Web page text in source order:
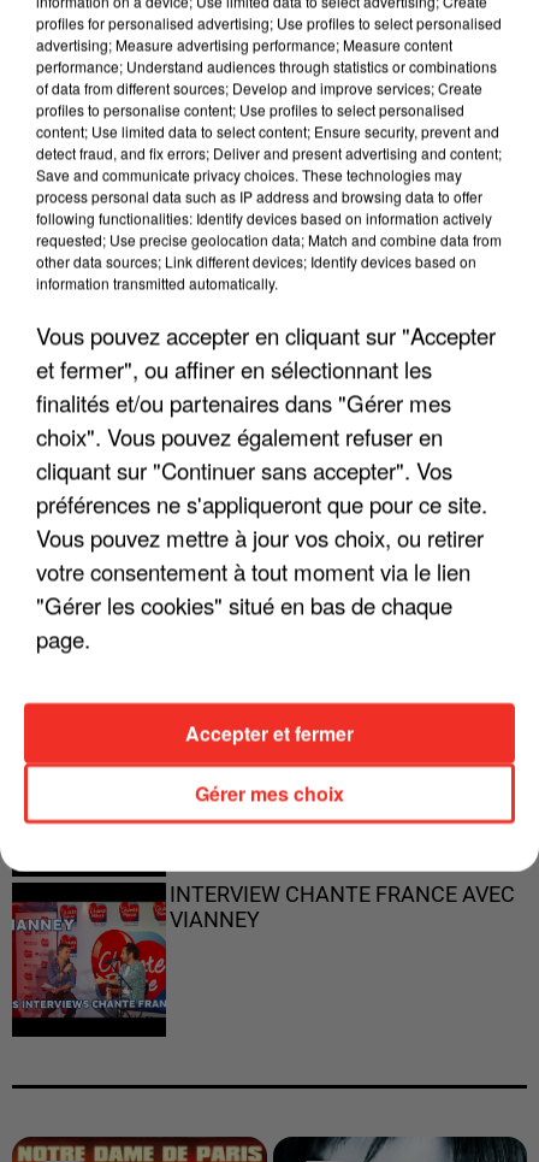
LES INTERVIEWS CHANTE
FRANCE
Voir plus
"JE SUIS À DISPOSITION DES
ENFOIRÉS"
"ON A TOUS LE TRAC"
"ON N'EST PAS DES PARENTS
PARFAITS"
"JE RESPIRE MIEUX SUR SCÈNE" -
CALOGERO
INTERVIEW CHANTE FRANCE AVEC
VIANNEY
profiles for personalised advertising; Use profiles to select personalised
advertising; Measure advertising performance; Measure content
performance; Understand audiences through statistics or combinations
of data from different sources; Develop and improve services; Create
profiles to personalise content; Use profiles to select personalised
content; Use limited data to select content; Ensure security, prevent and
detect fraud, and fix errors; Deliver and present advertising and content;
Save and communicate privacy choices. These technologies may
process personal data such as IP address and browsing data to offer
following functionalities: Identify devices based on information actively
requested; Use precise geolocation data; Match and combine data from
other data sources; Link different devices; Identify devices based on
information transmitted automatically.
Vous pouvez accepter en cliquant sur "Accepter
et fermer", ou affiner en sélectionnant les
finalités et/ou partenaires dans "Gérer mes
choix". Vous pouvez également refuser en
cliquant sur "Continuer sans accepter". Vos
préférences ne s'appliqueront que pour ce site.
Vous pouvez mettre à jour vos choix, ou retirer
votre consentement à tout moment via le lien
"Gérer les cookies" situé en bas de chaque
page.
Gérer mes choix
Accepter et fermer